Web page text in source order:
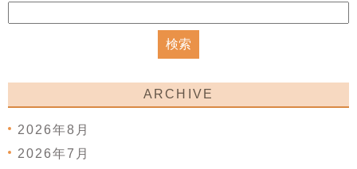
ARCHIVE
2026年8月
2026年7月